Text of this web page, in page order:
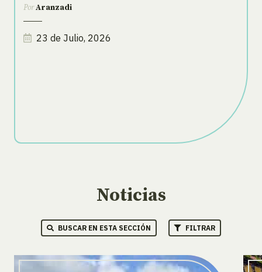
PorAranzadi
23 de Julio, 2026
Noticias
BUSCAR EN ESTA SECCIÓN FILTRAR